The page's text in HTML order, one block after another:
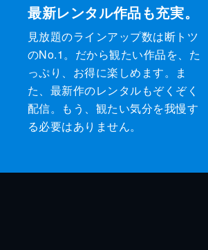
最新レンタル作品も充実。
見放題のラインアップ数は断トツ
のNo.1。だから観たい作品を、た
っぷり、お得に楽しめます。ま
た、最新作のレンタルもぞくぞく
配信。もう、観たい気分を我慢す
る必要はありません。